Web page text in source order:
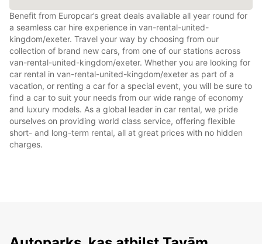
Benefit from Europcar’s great deals available all year round for
a seamless car hire experience in van-rental-united-
kingdom/exeter. Travel your way by choosing from our
collection of brand new cars, from one of our stations across
van-rental-united-kingdom/exeter. Whether you are looking for
car rental in van-rental-united-kingdom/exeter as part of a
vacation, or renting a car for a special event, you will be sure to
find a car to suit your needs from our wide range of economy
and luxury models. As a global leader in car rental, we pride
ourselves on providing world class service, offering flexible
short- and long-term rental, all at great prices with no hidden
charges.